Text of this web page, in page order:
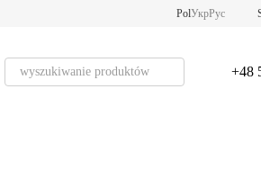
PolУкрРус
+48